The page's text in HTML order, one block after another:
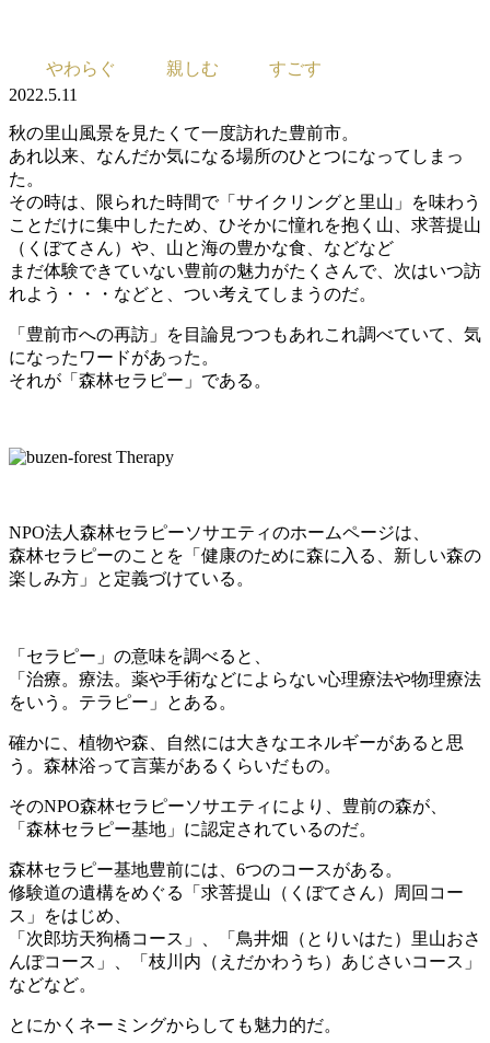
やわらぐ 親しむ
すごす
2022.5.11
秋の里山風景を見たくて一度訪れた豊前市。
あれ以来、なんだか気になる場所のひとつになってしまっ
た。
その時は、限られた時間で「サイクリングと里山」を味わう
ことだけに集中したため、ひそかに憧れを抱く山、求菩提山
（くぼてさん）や、山と海の豊かな食、などなど
まだ体験できていない豊前の魅力がたくさんで、次はいつ訪
れよう・・・などと、つい考えてしまうのだ。
「豊前市への再訪」を目論見つつもあれこれ調べていて、気
になったワードがあった。
それが「森林セラピー」である。
NPO法人森林セラピーソサエティのホームページは、
森林セラピーのことを「健康のために森に入る、新しい森の
楽しみ方」と定義づけている。
「セラピー」の意味を調べると、
「治療。療法。薬や手術などによらない心理療法や物理療法
をいう。テラピー」とある。
確かに、植物や森、自然には大きなエネルギーがあると思
う。森林浴って言葉があるくらいだもの。
そのNPO森林セラピーソサエティにより、豊前の森が、
「森林セラピー基地」に認定されているのだ。
森林セラピー基地豊前には、6つのコースがある。
修験道の遺構をめぐる「求菩提山（くぼてさん）周回コー
ス」をはじめ、
「次郎坊天狗橋コース」、「鳥井畑（とりいはた）里山おさ
んぽコース」、「枝川内（えだかわうち）あじさいコース」
などなど。
とにかくネーミングからしても魅力的だ。